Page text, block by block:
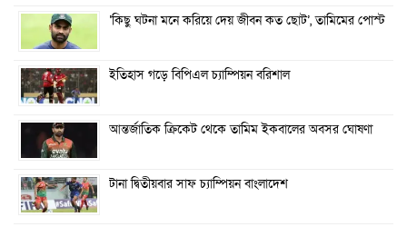
‘কিছু ঘটনা মনে করিয়ে দেয় জীবন কত ছোট’, তামিমের পোস্ট
ইতিহাস গড়ে বিপিএল চ্যাম্পিয়ন বরিশাল
আন্তর্জাতিক ক্রিকেট থেকে তামিম ইকবালের অবসর ঘোষণা
টানা দ্বিতীয়বার সাফ চ্যাম্পিয়ন বাংলাদেশ